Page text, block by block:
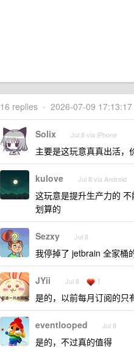
16 replies • 2026-07-09
Solix Jul 8 via iPhone
主要是这玩意真真出活，
kulove Jul 8 via Android
这玩意是提升生产力的
划算的
Sezxy Jul 8
我停掉了 jetbrain 全家桶
JYii Jul 8 1
是的，以前每月订阅的只
eventlooped Jul 8
是的，不过真的值得